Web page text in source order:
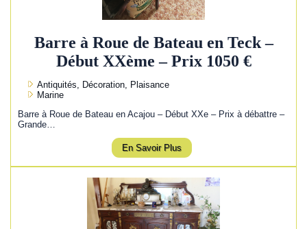
Barre à Roue de Bateau en Teck –
Début XXème – Prix 1050 €
Antiquités, Décoration, Plaisance
Marine
Barre à Roue de Bateau en Acajou – Début XXe – Prix à débattre –
Grande…
En Savoir Plus